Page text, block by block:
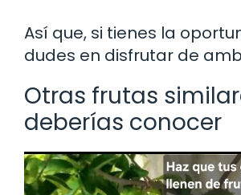
Así que, si tienes la
dudes en disfrutar de
Otras frutas
deberías conocer